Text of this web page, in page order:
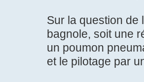
Sur la question de
bagnole, soit une
un poumon
et le pilotage par